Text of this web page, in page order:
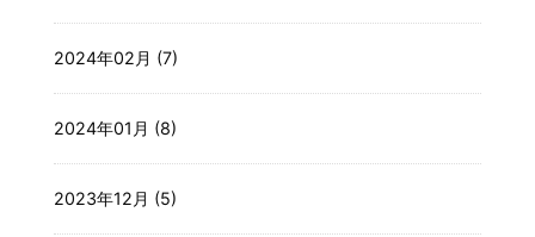
2024年02月 (7)
2024年01月 (8)
2023年12月 (5)